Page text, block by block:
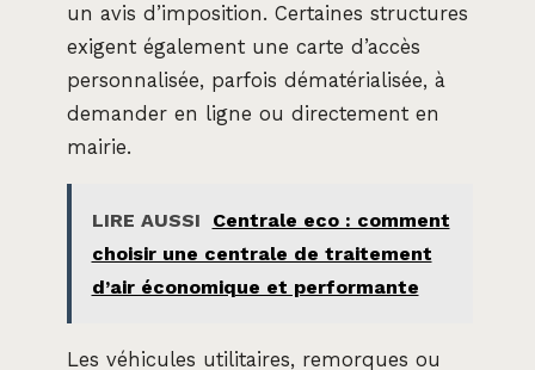
un avis d’imposition. Certaines structures
exigent également une carte d’accès
personnalisée, parfois dématérialisée, à
demander en ligne ou directement en
mairie.
LIRE AUSSI
Centrale eco : comment
choisir une centrale de traitement
d’air économique et performante
Les véhicules utilitaires, remorques ou